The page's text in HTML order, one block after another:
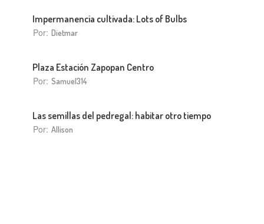
Impermanencia cultivada: Lots of Bulbs
Por: Dietmar
Plaza Estación Zapopan Centro
Por: Samuel314
Las semillas del pedregal: habitar otro tiempo
Por: Allison